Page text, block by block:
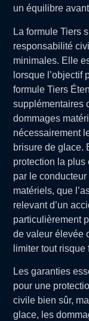
un équilibre
La formule Tiers
responsabilité
minimales. Elle
lorsque l’objectif
formule Tiers
supplémentaires
dommages
nécessairement
brisure de glace.
protection la plus
par le
matériels, que
relevant d’un
particulièrement
de valeur élevée
limiter tout
Les garanties
pour une
civile bien sûr,
glace, les